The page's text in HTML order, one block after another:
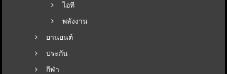
ไอที
พลังงาน
ยานยนต์
ประกัน
กีฬา